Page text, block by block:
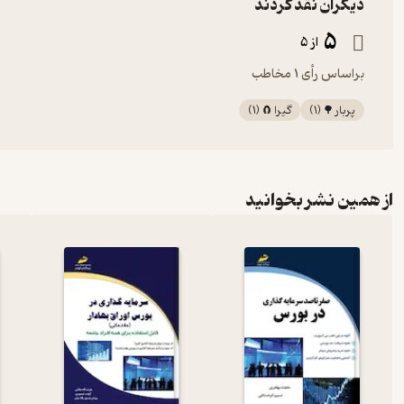
دیگران نقد کردند
5 از 5
براساس رأی 1 مخاطب
پربار 🌳 (
1
) گیرا 🧲 (
1
)
از همین نشر بخوانید